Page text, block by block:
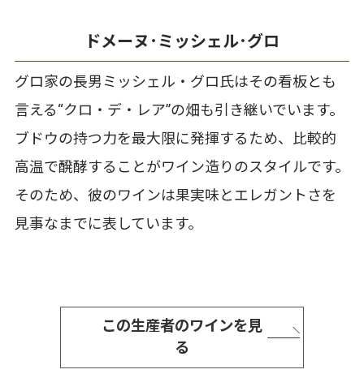
ドメーヌ･ミッシェル･グロ
グロ家の長男ミッシェル・グロ氏はその看板とも
言える“クロ・デ・レア”の畑も引き継いでいます。
ブドウの持つ力を最大限に発揮するため、比較的
高温で醗酵することがワイン造りのスタイルです。
そのため、彼のワインは果実味とエレガントさを
見事なまでに表しています。
この生産者のワインを見
る